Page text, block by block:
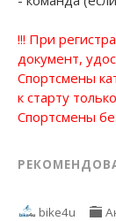
!!! При
документ,
Спортсмены
к старту
Спортсмены
bike4u